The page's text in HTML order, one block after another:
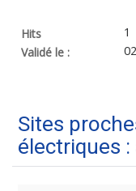
Hits
1
Validé le :
Sites
électriques :